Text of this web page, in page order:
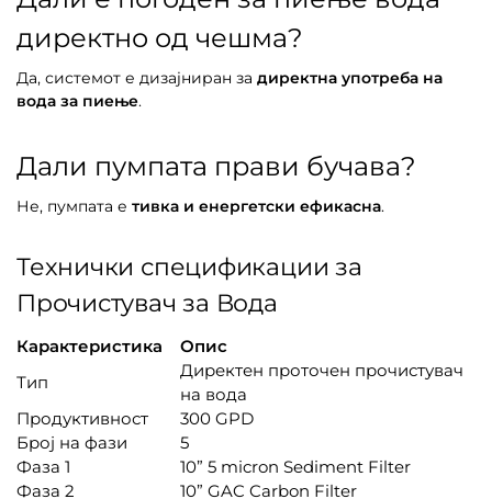
директно од чешма?
Да, системот е дизајниран за директна употреба на
вода за пиење.
Дали пумпата прави бучава?
Не, пумпата е тивка и енергетски ефикасна.
Технички спецификации за
Прочистувач за Вода
Карактеристика
Опис
Тип
Директен проточен прочистувач
на вода
Продуктивност
300 GPD
Број на фази
5
Фаза 1
10” 5 micron Sediment Filter
Фаза 2
10” GAC Carbon Filter